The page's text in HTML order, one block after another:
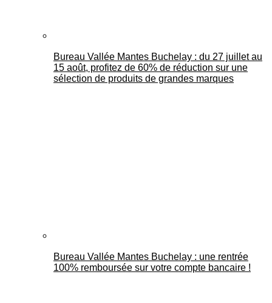
Bureau Vallée Mantes Buchelay : du 27 juillet au
15 août, profitez de 60% de réduction sur une
sélection de produits de grandes marques
Bureau Vallée Mantes Buchelay : une rentrée
100% remboursée sur votre compte bancaire !